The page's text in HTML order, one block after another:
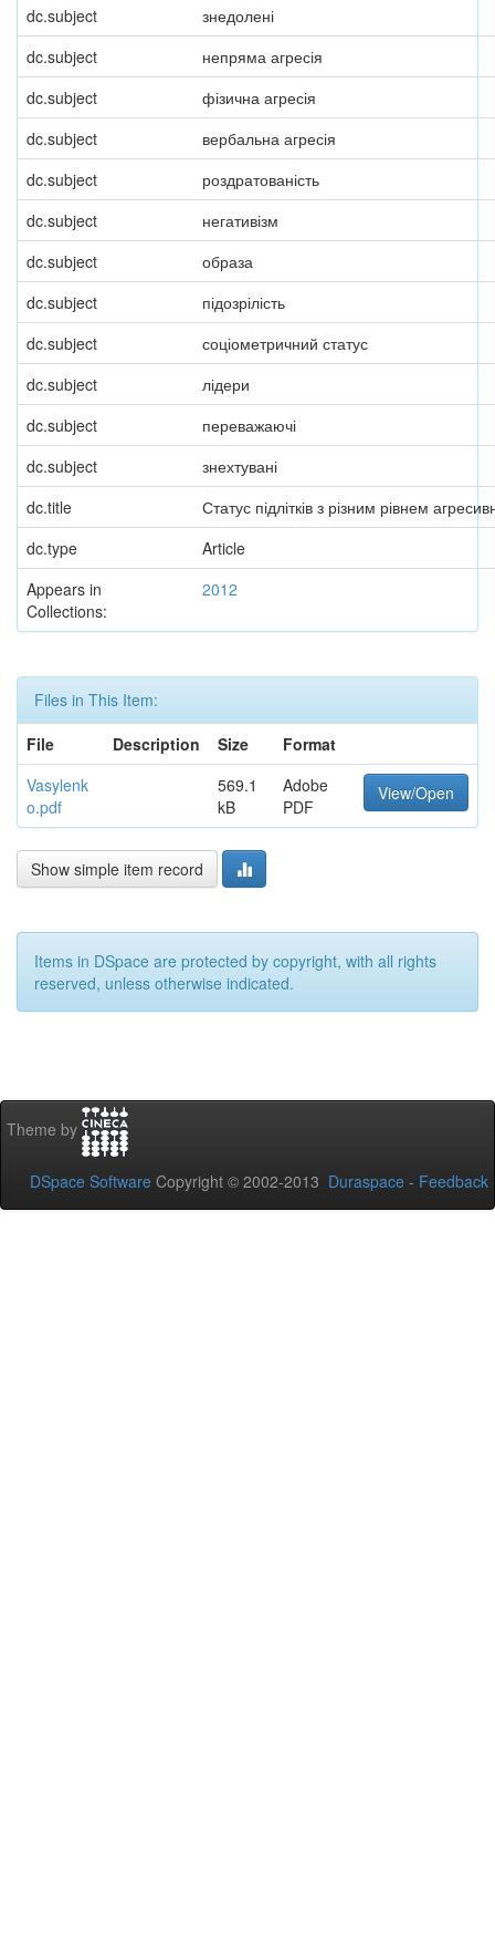
dc.subject
знедолені
dc.subject
непряма агресія
dc.subject
фізична агресія
dc.subject
вербальна агресія
dc.subject
роздратованість
dc.subject
негативізм
dc.subject
образа
dc.subject
підозрілість
dc.subject
соціометричний статус
dc.subject
лідери
dc.subject
переважаючі
dc.subject
знехтувані
dc.title
Статус підлітків з різним рівнем
dc.type
Article
Appears in
Collections:
2012
Files in This Item:
File
Description Size
Format
Vasylenk
o.pdf
569.1
kB
Adobe
PDF
View/Open
Show simple item record
Items in DSpace are protected by copyright, with all rights
reserved, unless otherwise indicated.
Theme by
DSpace Software Copyright © 2002-2013 Duraspace - Feedback